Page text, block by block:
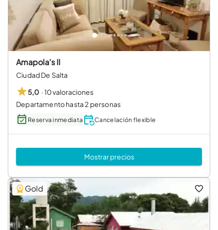
Amapola's II
Ciudad De Salta
5,0 ·10 valoraciones
Departamento hasta 2 personas
Reserva inmediata Cancelación flexible
Mostrar precios
Gold